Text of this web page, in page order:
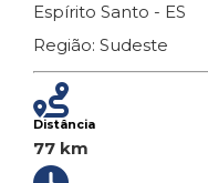
Espírito Santo - ES
Região: Sudeste
Distância
77 km